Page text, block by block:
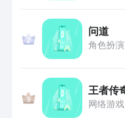
问道
角色扮演
王者传
网络游戏